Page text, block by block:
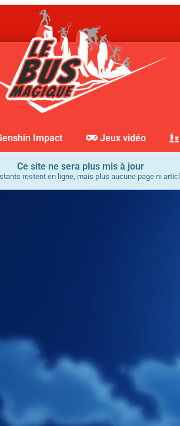
Impact Jeux vidéo
Ce site ne sera plus mis à jour
restent en ligne, mais plus aucune page ni